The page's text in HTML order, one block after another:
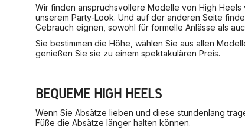
Wir finden anspruchsvollere Modelle von High Heels
unserem Party-Look. Und auf der anderen Seite
Gebrauch eignen, sowohl für formelle Anlässe als
Sie bestimmen die Höhe, wählen Sie aus allen
genießen Sie sie zu einem spektakulären Preis.
BEQUEME HIGH HEELS
Wenn Sie Absätze lieben und diese stundenlang
Füße die Absätze länger halten können.